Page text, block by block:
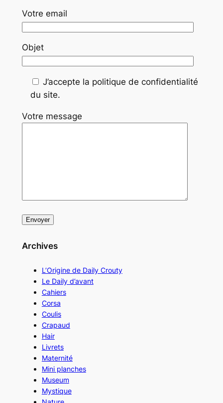
Votre email
Objet
J’accepte la politique de confidentialité
du site.
Votre message
Archives
L’Origine de Daily Crouty
Le Daily d’avant
Cahiers
Corsa
Coulis
Crapaud
Hair
Livrets
Maternité
Mini planches
Museum
Mystique